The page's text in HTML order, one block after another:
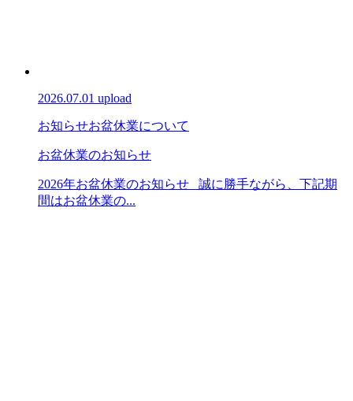
2026.07.01 upload
お知らせお盆休業について
お盆休業のお知らせ
2026年お盆休業のお知らせ 誠に勝手ながら、下記期
間はお盆休業の...